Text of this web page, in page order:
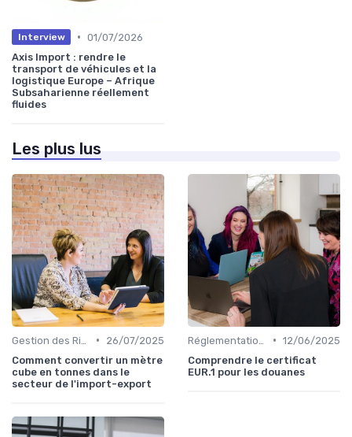
Interview • 01/07/2026
Axis Import : rendre le
transport de véhicules et la
logistique Europe – Afrique
Subsaharienne réellement
fluides
Les plus lus
•
26/07/2025
Comment convertir un mètre
cube en tonnes dans le
secteur de l'import-export
• 12/06/2025
Comprendre le certificat
EUR.1 pour les douanes